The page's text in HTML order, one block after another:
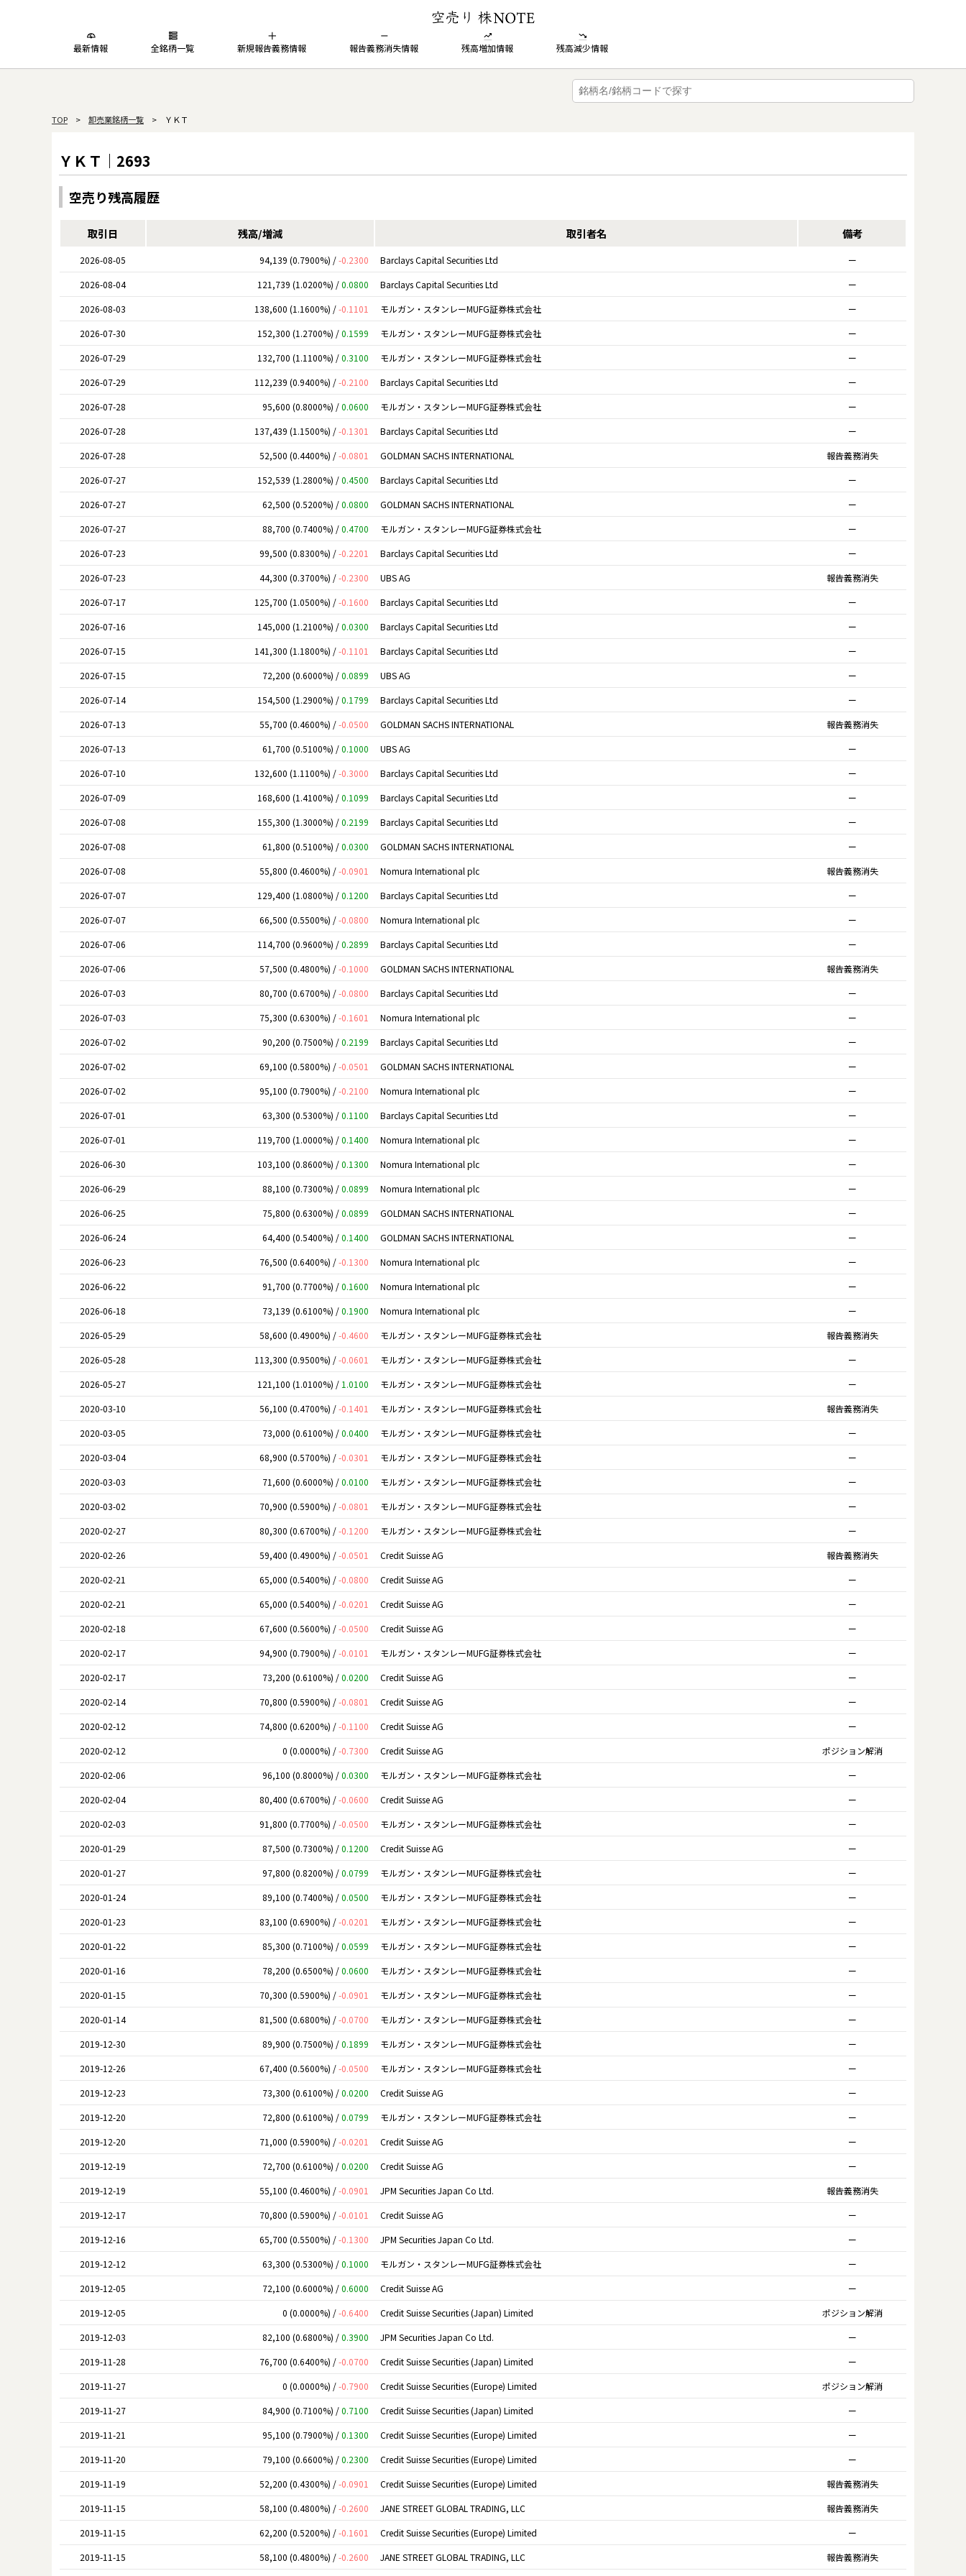
最新情報 全銘柄一覧 新規報告義務情報 報告義務消失情報 残高増加情報 残高減少情報
TOP > 卸売業銘柄一覧 > ＹＫＴ
ＹＫＴ｜2693
空売り残高履歴
取引日 残高/増減 取引者名 備考
2026-08-05 94,139 (0.7900%) /-0.2300 Barclays Capital Securities Ltd
ー
2026-08-04
121,739 (1.0200%) /0.0800 Barclays Capital Securities Ltd
ー
2026-08-03
138,600 (1.1600%) /-0.1101 モルガン・スタンレーMUFG証券株式会社
ー
2026-07-30
152,300 (1.2700%) /0.1599 モルガン・スタンレーMUFG証券株式会社
ー
2026-07-29
132,700 (1.1100%) /0.3100 モルガン・スタンレーMUFG証券株式会社
ー
2026-07-29
112,239 (0.9400%) /-0.2100 Barclays Capital Securities Ltd
ー
2026-07-28
95,600 (0.8000%) /0.0600 モルガン・スタンレーMUFG証券株式会社
ー
2026-07-28
137,439 (1.1500%) /-0.1301 Barclays Capital Securities Ltd
ー
2026-07-28
52,500 (0.4400%) /-0.0801 GOLDMAN SACHS INTERNATIONAL
報告義務消失
2026-07-27
152,539 (1.2800%) /0.4500 Barclays Capital Securities Ltd
ー
2026-07-27
62,500 (0.5200%) /0.0800 GOLDMAN SACHS INTERNATIONAL
ー
2026-07-27
88,700 (0.7400%) /0.4700 モルガン・スタンレーMUFG証券株式会社
ー
2026-07-23
99,500 (0.8300%) /-0.2201 Barclays Capital Securities Ltd
ー
2026-07-23
44,300 (0.3700%) /-0.2300 UBS AG
報告義務消失
2026-07-17
125,700 (1.0500%) /-0.1600 Barclays Capital Securities Ltd
ー
2026-07-16
145,000 (1.2100%) /0.0300 Barclays Capital Securities Ltd
ー
2026-07-15
141,300 (1.1800%) /-0.1101 Barclays Capital Securities Ltd
ー
2026-07-15
72,200 (0.6000%) /0.0899 UBS AG
ー
2026-07-14
154,500 (1.2900%) /0.1799 Barclays Capital Securities Ltd
ー
2026-07-13
55,700 (0.4600%) /-0.0500 GOLDMAN SACHS INTERNATIONAL
報告義務消失
2026-07-13
61,700 (0.5100%) /0.1000 UBS AG
ー
2026-07-10
132,600 (1.1100%) /-0.3000 Barclays Capital Securities Ltd
ー
2026-07-09
168,600 (1.4100%) /0.1099 Barclays Capital Securities Ltd
ー
2026-07-08
155,300 (1.3000%) /0.2199 Barclays Capital Securities Ltd
ー
2026-07-08
61,800 (0.5100%) /0.0300 GOLDMAN SACHS INTERNATIONAL
ー
2026-07-08
55,800 (0.4600%) /-0.0901 Nomura International plc
報告義務消失
2026-07-07
129,400 (1.0800%) /0.1200 Barclays Capital Securities Ltd
ー
2026-07-07
66,500 (0.5500%) /-0.0800 Nomura International plc
ー
2026-07-06
114,700 (0.9600%) /0.2899 Barclays Capital Securities Ltd
ー
2026-07-06
57,500 (0.4800%) /-0.1000 GOLDMAN SACHS INTERNATIONAL
報告義務消失
2026-07-03
80,700 (0.6700%) /-0.0800 Barclays Capital Securities Ltd
ー
2026-07-03
75,300 (0.6300%) /-0.1601 Nomura International plc
ー
2026-07-02
90,200 (0.7500%) /0.2199 Barclays Capital Securities Ltd
ー
2026-07-02
69,100 (0.5800%) /-0.0501 GOLDMAN SACHS INTERNATIONAL
ー
2026-07-02
95,100 (0.7900%) /-0.2100 Nomura International plc
ー
2026-07-01
63,300 (0.5300%) /0.1100 Barclays Capital Securities Ltd
ー
2026-07-01
119,700 (1.0000%) /0.1400 Nomura International plc
ー
2026-06-30
103,100 (0.8600%) /0.1300 Nomura International plc
ー
2026-06-29
88,100 (0.7300%) /0.0899 Nomura International plc
ー
2026-06-25
75,800 (0.6300%) /0.0899 GOLDMAN SACHS INTERNATIONAL
ー
2026-06-24
64,400 (0.5400%) /0.1400 GOLDMAN SACHS INTERNATIONAL
ー
2026-06-23
76,500 (0.6400%) /-0.1300 Nomura International plc
ー
2026-06-22
91,700 (0.7700%) /0.1600 Nomura International plc
ー
2026-06-18
73,139 (0.6100%) /0.1900 Nomura International plc
ー
2026-05-29
58,600 (0.4900%) /-0.4600 モルガン・スタンレーMUFG証券株式会社
報告義務消失
2026-05-28
113,300 (0.9500%) /-0.0601 モルガン・スタンレーMUFG証券株式会社
ー
2026-05-27
121,100 (1.0100%) / 1.0100 モルガン・スタンレーMUFG証券株式会社
ー
2020-03-10
56,100 (0.4700%) /-0.1401 モルガン・スタンレーMUFG証券株式会社
報告義務消失
2020-03-05
73,000 (0.6100%) /0.0400 モルガン・スタンレーMUFG証券株式会社
ー
2020-03-04
68,900 (0.5700%) /-0.0301 モルガン・スタンレーMUFG証券株式会社
ー
2020-03-03
71,600 (0.6000%) /0.0100 モルガン・スタンレーMUFG証券株式会社
ー
2020-03-02
70,900 (0.5900%) /-0.0801 モルガン・スタンレーMUFG証券株式会社
ー
2020-02-27
80,300 (0.6700%) /-0.1200 モルガン・スタンレーMUFG証券株式会社
ー
2020-02-26
59,400 (0.4900%) /-0.0501 Credit Suisse AG
報告義務消失
2020-02-21
65,000 (0.5400%) /-0.0800 Credit Suisse AG
ー
2020-02-21
65,000 (0.5400%) /-0.0201 Credit Suisse AG
ー
2020-02-18
67,600 (0.5600%) /-0.0500 Credit Suisse AG
ー
2020-02-17
94,900 (0.7900%) /-0.0101 モルガン・スタンレーMUFG証券株式会社
ー
2020-02-17
73,200 (0.6100%) /0.0200 Credit Suisse AG
ー
2020-02-14
70,800 (0.5900%) /-0.0801 Credit Suisse AG
ー
2020-02-12
74,800 (0.6200%) /-0.1100 Credit Suisse AG
ー
2020-02-12
0 (0.0000%) /-0.7300 Credit Suisse AG
ポジション解消
2020-02-06
96,100 (0.8000%) /0.0300 モルガン・スタンレーMUFG証券株式会社
ー
2020-02-04
80,400 (0.6700%) /-0.0600 Credit Suisse AG
ー
2020-02-03
91,800 (0.7700%) /-0.0500 モルガン・スタンレーMUFG証券株式会社
ー
2020-01-29
87,500 (0.7300%) /0.1200 Credit Suisse AG
ー
2020-01-27
97,800 (0.8200%) /0.0799 モルガン・スタンレーMUFG証券株式会社
ー
2020-01-24
89,100 (0.7400%) /0.0500 モルガン・スタンレーMUFG証券株式会社
ー
2020-01-23
83,100 (0.6900%) /-0.0201 モルガン・スタンレーMUFG証券株式会社
ー
2020-01-22
85,300 (0.7100%) /0.0599 モルガン・スタンレーMUFG証券株式会社
ー
2020-01-16
78,200 (0.6500%) /0.0600 モルガン・スタンレーMUFG証券株式会社
ー
2020-01-15
70,300 (0.5900%) /-0.0901 モルガン・スタンレーMUFG証券株式会社
ー
2020-01-14
81,500 (0.6800%) /-0.0700 モルガン・スタンレーMUFG証券株式会社
ー
2019-12-30
89,900 (0.7500%) /0.1899 モルガン・スタンレーMUFG証券株式会社
ー
2019-12-26
67,400 (0.5600%) /-0.0500 モルガン・スタンレーMUFG証券株式会社
ー
2019-12-23
73,300 (0.6100%) /0.0200 Credit Suisse AG
ー
2019-12-20
72,800 (0.6100%) /0.0799 モルガン・スタンレーMUFG証券株式会社
ー
2019-12-20
71,000 (0.5900%) /-0.0201 Credit Suisse AG
ー
2019-12-19
72,700 (0.6100%) /0.0200 Credit Suisse AG
ー
2019-12-19
55,100 (0.4600%) /-0.0901 JPM Securities Japan Co Ltd.
報告義務消失
2019-12-17
70,800 (0.5900%) /-0.0101 Credit Suisse AG
ー
2019-12-16
65,700 (0.5500%) /-0.1300 JPM Securities Japan Co Ltd.
ー
2019-12-12
63,300 (0.5300%) /0.1000 モルガン・スタンレーMUFG証券株式会社
ー
2019-12-05
72,100 (0.6000%) /0.6000 Credit Suisse AG
ー
2019-12-05
0 (0.0000%) /-0.6400 Credit Suisse Securities (Japan) Limited
ポジション解消
2019-12-03
82,100 (0.6800%) /0.3900 JPM Securities Japan Co Ltd.
ー
2019-11-28
76,700 (0.6400%) /-0.0700 Credit Suisse Securities (Japan) Limited
ー
2019-11-27
0 (0.0000%) /-0.7900 Credit Suisse Securities (Europe) Limited
ポジション解消
2019-11-27
84,900 (0.7100%) /0.7100 Credit Suisse Securities (Japan) Limited
ー
2019-11-21
95,100 (0.7900%) /0.1300 Credit Suisse Securities (Europe) Limited
ー
2019-11-20
79,100 (0.6600%) /0.2300 Credit Suisse Securities (Europe) Limited
ー
2019-11-19
52,200 (0.4300%) /-0.0901 Credit Suisse Securities (Europe) Limited
報告義務消失
2019-11-15
58,100 (0.4800%) /-0.2600 JANE STREET GLOBAL TRADING, LLC
報告義務消失
2019-11-15
62,200 (0.5200%) /-0.1601 Credit Suisse Securities (Europe) Limited
ー
2019-11-15
58,100 (0.4800%) /-0.2600 JANE STREET GLOBAL TRADING, LLC
報告義務消失